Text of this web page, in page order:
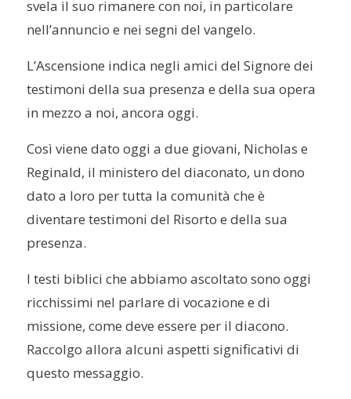
svela il suo rimanere con noi, in particolare
nell’annuncio e nei segni del vangelo.
L’Ascensione indica negli amici del Signore dei
testimoni della sua presenza e della sua opera
in mezzo a noi, ancora oggi.
Così viene dato oggi a due giovani, Nicholas e
Reginald, il ministero del diaconato, un dono
dato a loro per tutta la comunità che è
diventare testimoni del Risorto e della sua
presenza.
I testi biblici che abbiamo ascoltato sono oggi
ricchissimi nel parlare di vocazione e di
missione, come deve essere per il diacono.
Raccolgo allora alcuni aspetti significativi di
questo messaggio.